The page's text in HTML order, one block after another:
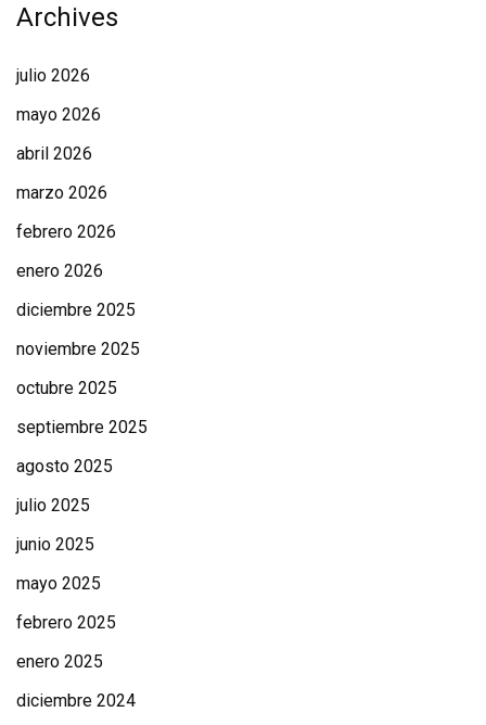
Archives
julio 2026
mayo 2026
abril 2026
marzo 2026
febrero 2026
enero 2026
diciembre 2025
noviembre 2025
octubre 2025
septiembre 2025
agosto 2025
julio 2025
junio 2025
mayo 2025
febrero 2025
enero 2025
diciembre 2024